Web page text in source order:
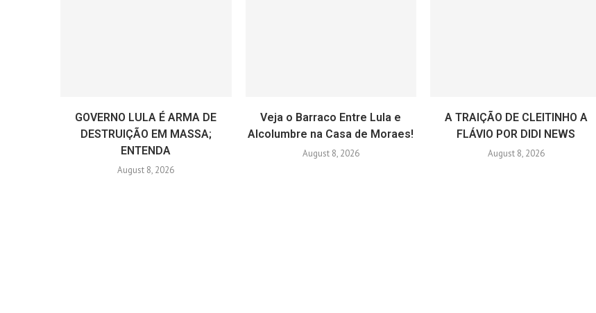
GOVERNO LULA É ARMA DE
DESTRUIÇÃO EM MASSA;
ENTENDA
August 8, 2026
Veja o Barraco Entre Lula e
Alcolumbre na Casa de Moraes!
August 8, 2026
A TRAIÇÃO DE CLEITINHO A
FLÁVIO POR DIDI NEWS
August 8, 2026